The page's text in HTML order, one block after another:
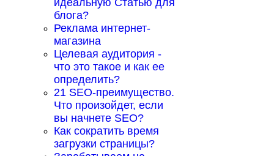
идеальную Статью для
блога?
Реклама интернет-
магазина
Целевая аудитория -
что это такое и как ее
определить?
21 SEO-преимущество.
Что произойдет, если
вы начнете SEO?
Как сократить время
загрузки страницы?